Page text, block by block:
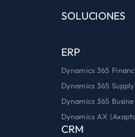
SOLUCIONES
ERP
Dynamics 365
Dynamics 365
Dynamics 365
Dynamics AX
CRM